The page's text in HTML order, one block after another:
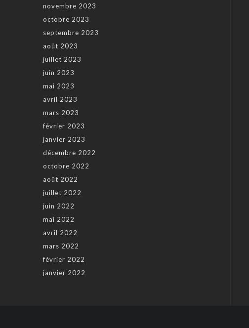
novembre 2023
octobre 2023
septembre 2023
août 2023
juillet 2023
juin 2023
mai 2023
avril 2023
mars 2023
février 2023
janvier 2023
décembre 2022
octobre 2022
août 2022
juillet 2022
juin 2022
mai 2022
avril 2022
mars 2022
février 2022
janvier 2022